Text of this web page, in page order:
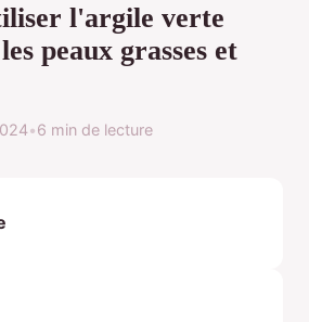
l'argile verte
peaux grasses et
•6 min de lecture